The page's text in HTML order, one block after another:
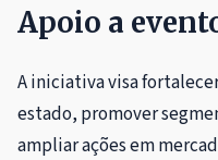
Apoio a
A iniciativa visa
estado, promover
ampliar ações em